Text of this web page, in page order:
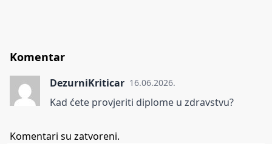
Komentar
DezurniKriticar 16.06.2026.
Kad ćete provjeriti diplome u zdravstvu?
Komentari su zatvoreni.